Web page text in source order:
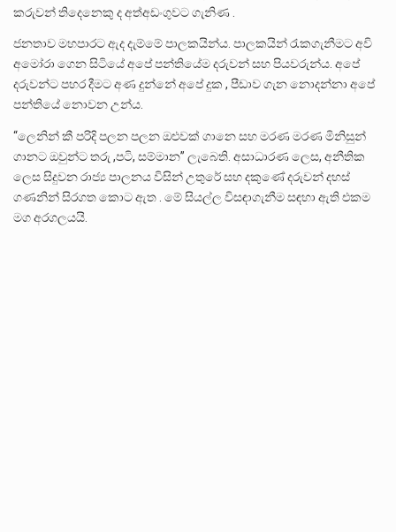
කරුවන් තිදෙනෙකු ද අත්අඩංගුවට ගැනිණ .
⁣ජනතාව මහපාරට ඇද දැම්මේ පාලකයින්ය. පාලකයින් රැකගැනීමට අවි
අමෝරා ගෙන සිටියේ අපේ පන්තියේම දරුවන් සහ පියවරුන්ය. අපේ
දරුවන්ට පහර දීමට අණ දුන්නේ අපේ දුක , පීඩාව ගැන නොදන්නා අපේ
පන්තියේ නොවන උන්ය.
“ලෙනින් කී පරිදි පලන පලන ඔළුවක් ගානෙ සහ මරණ මරණ මිනිසුන්
ගානට ඔවුන්ට තරු ,පටි, සම්මාන” ලැබෙති. අසාධාරණ ලෙස, අනීතික
ලෙස සිදුවන රාජ්‍ය පාලනය විසින් උතුරේ සහ දකුණේ දරුවන් දහස්
ගණනින් සිරගත කොට ඇත . මේ සියල්ල විසඳාගැනීම සඳහා ඇති එකම
මග අර⁣ගලයයි.